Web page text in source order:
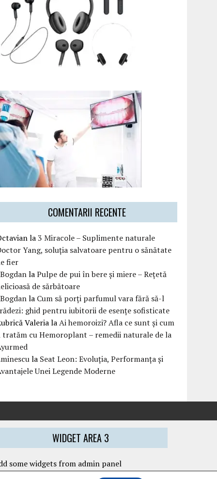
COMENTARII RECENTE
la3 Miracole – Suplimente naturale
Yang, soluția salvatoare pentru o sănătate
fier
laPulpe de pui în bere și miere – Rețetă
de sărbătoare
la Cum să porți parfumul vara fără să-l
ghid pentru iubitorii de esențe sofisticate
ValerialaAi hemoroizi? Afla ce sunt și cum
tratăm cu Hemoroplant – remedii naturale de la
la Seat Leon: Evoluția, Performanța și
Unei Legende Moderne
WIDGET AREA 3
some widgets from admin panel